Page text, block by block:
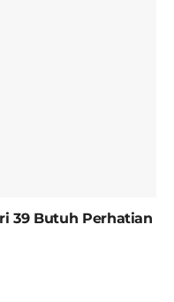
39 Butuh Perhatian